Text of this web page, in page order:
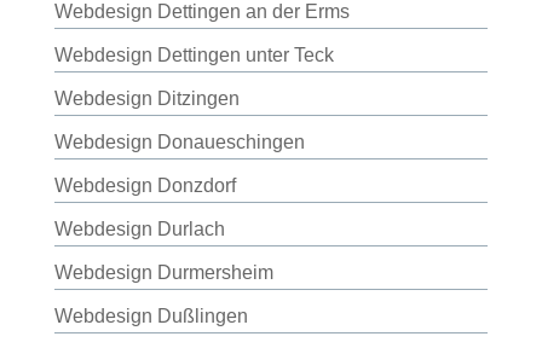
Webdesign Dettingen an der Erms
Webdesign Dettingen unter Teck
Webdesign Ditzingen
Webdesign Donaueschingen
Webdesign Donzdorf
Webdesign Durlach
Webdesign Durmersheim
Webdesign Dußlingen